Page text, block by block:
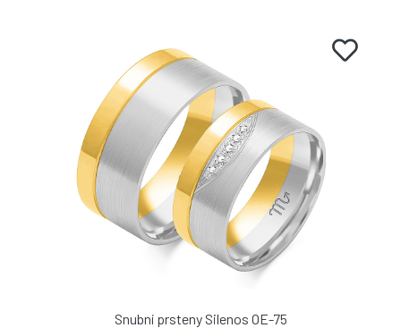
Snubní prsteny Silenos OE-75